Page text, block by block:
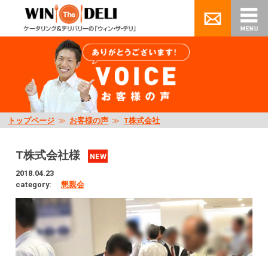
トップページ ≫ お客様の声 ≫ T株式会社
T株式会社様
NEW
2018.04.23
category:
懇親会